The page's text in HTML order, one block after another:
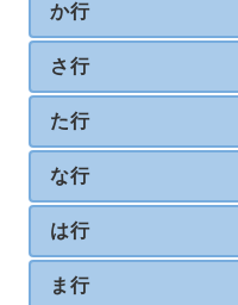
か行
さ行
た行
な行
は行
ま行